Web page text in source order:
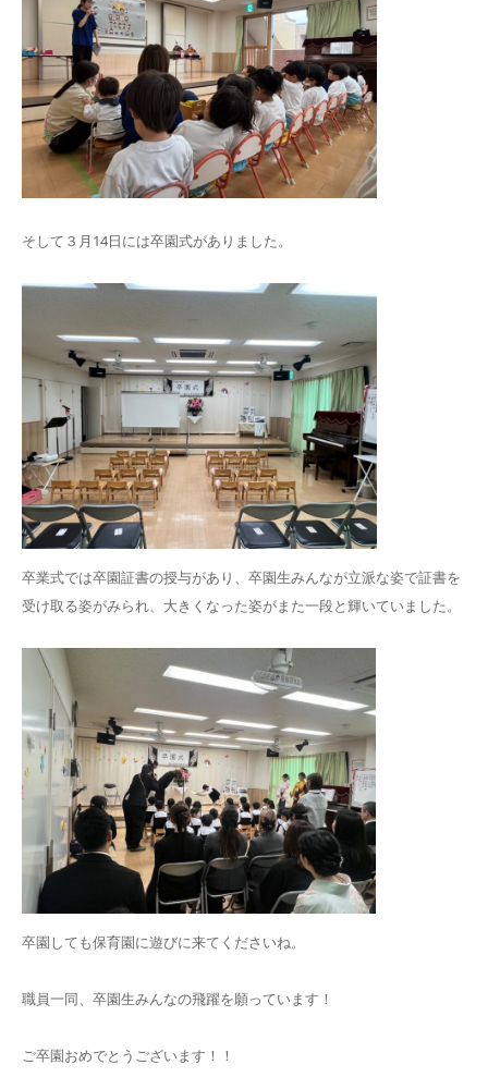
そして３月14日には卒園式がありました。
卒業式では卒園証書の授与があり、卒園生みんなが立派な姿で証書を
受け取る姿がみられ、大きくなった姿がまた一段と輝いていました。
卒園しても保育園に遊びに来てくださいね。
職員一同、卒園生みんなの飛躍を願っています！
ご卒園おめでとうございます！！